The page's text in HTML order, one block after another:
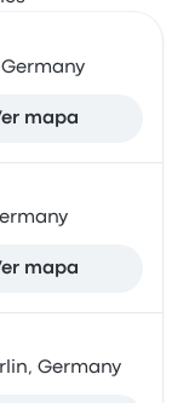
mapa
mapa
Germany